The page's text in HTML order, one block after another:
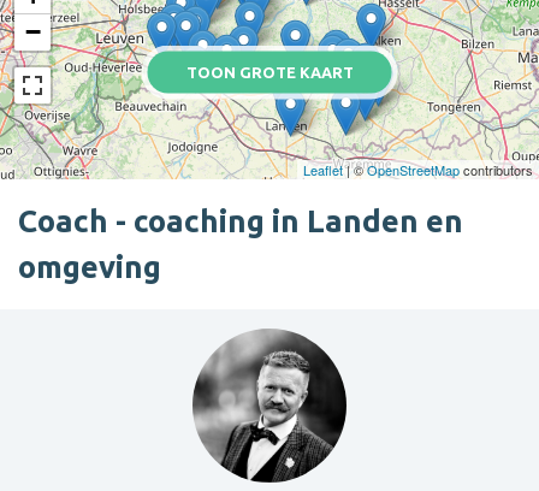
TOON GROTE KAART
−
Leaflet| ©OpenStreetMapcontributors
Coach - coaching in Landen en
omgeving